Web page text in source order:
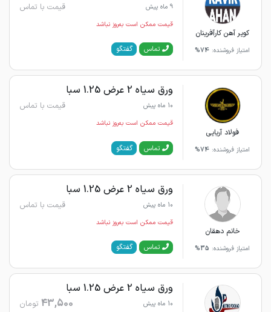
کویر آهن کارآفرینان
امتیاز فروشنده: 74%
9 ماه پیش قیمت با تماس
قیمت ممکن است به‌روز نباشد
تماس گفتگو
فولاد آریایی
امتیاز فروشنده: 74%
ورق سیاه 2 عرض 1.25 سبا
10 ماه پیش قیمت با تماس
قیمت ممکن است به‌روز نباشد
تماس گفتگو
خانم دهقان
امتیاز فروشنده: 35%
ورق سیاه 2 عرض 1.25 سبا
10 ماه پیش قیمت با تماس
قیمت ممکن است به‌روز نباشد
تماس گفتگو
ورق سیاه 2 عرض 1.25 سبا
10 ماه پیش 43,500 تومان